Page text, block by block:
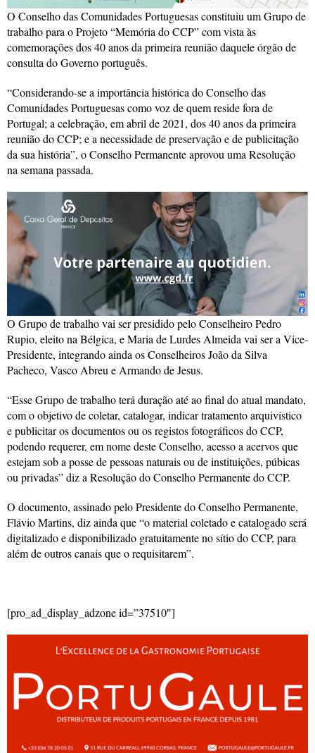
O Conselho das Comunidades Portuguesas constituiu um Grupo de
trabalho para o Projeto “Memória do CCP” com vista às
comemorações dos 40 anos da primeira reunião daquele órgão de
consulta do Governo português.
“Considerando-se a importância histórica do Conselho das
Comunidades Portuguesas como voz de quem reside fora de
Portugal; a celebração, em abril de 2021, dos 40 anos da primeira
reunião do CCP; e a necessidade de preservação e de publicitação
da sua história”, o Conselho Permanente aprovou uma Resolução
na semana passada.
O Grupo de trabalho vai ser presidido pelo Conselheiro Pedro
Rupio, eleito na Bélgica, e Maria de Lurdes Almeida vai ser a Vice-
Presidente, integrando ainda os Conselheiros João da Silva
Pacheco, Vasco Abreu e Armando de Jesus.
“Esse Grupo de trabalho terá duração até ao final do atual mandato,
com o objetivo de coletar, catalogar, indicar tratamento arquivístico
e publicitar os documentos ou os registos fotográficos do CCP,
podendo requerer, em nome deste Conselho, acesso a acervos que
estejam sob a posse de pessoas naturais ou de instituições, púbicas
ou privadas” diz a Resolução do Conselho Permanente do CCP.
O documento, assinado pelo Presidente do Conselho Permanente,
Flávio Martins, diz ainda que “o material coletado e catalogado será
digitalizado e disponibilizado gratuitamente no sítio do CCP, para
além de outros canais que o requisitarem”.
[pro_ad_display_adzone id=”37510″]